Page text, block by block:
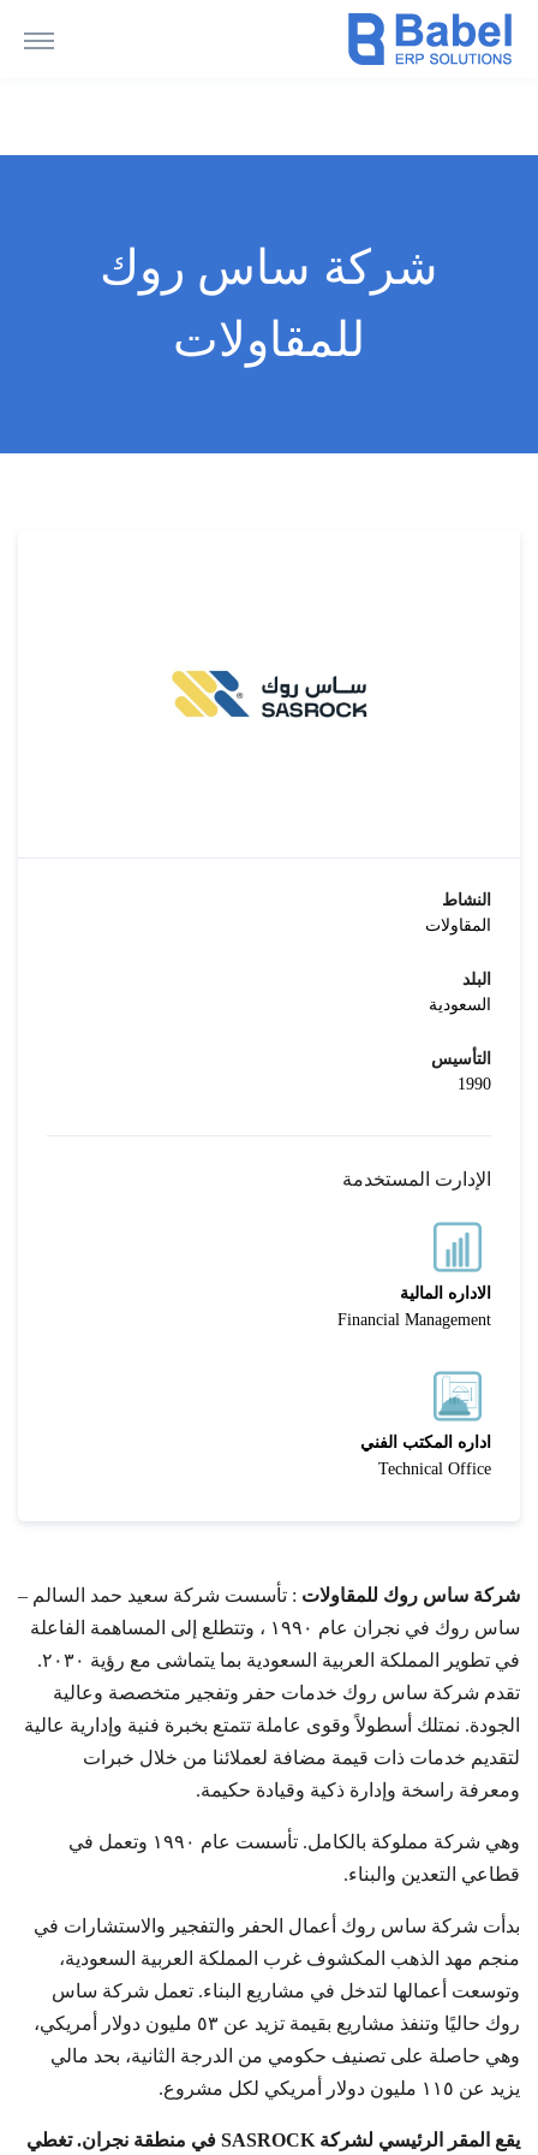
شركة ساس روك
للمقاولات
النشاط
المقاولات
البلد
السعودية
التأسيس
1990
الإدارت المستخدمة
الاداره المالية
Financial Management
اداره المكتب الفني
Technical Office
شركة ساس روك للمقاولات : تأسست شركة سعيد حمد السالم –
ساس روك في نجران عام ١٩٩٠ ، وتتطلع إلى المساهمة الفاعلة
في تطوير المملكة العربية السعودية بما يتماشى مع رؤية ٢٠٣٠.
تقدم شركة ساس روك خدمات حفر وتفجير متخصصة وعالية
الجودة. نمتلك أسطولاً وقوى عاملة تتمتع بخبرة فنية وإدارية عالية
لتقديم خدمات ذات قيمة مضافة لعملائنا من خلال خبرات
ومعرفة راسخة وإدارة ذكية وقيادة حكيمة.
وهي شركة مملوكة بالكامل. تأسست عام ١٩٩٠ وتعمل في
قطاعي التعدين والبناء.
بدأت شركة ساس روك أعمال الحفر والتفجير والاستشارات في
منجم مهد الذهب المكشوف غرب المملكة العربية السعودية،
وتوسعت أعمالها لتدخل في مشاريع البناء. تعمل شركة ساس
روك حاليًا وتنفذ مشاريع بقيمة تزيد عن ٥٣ مليون دولار أمريكي،
وهي حاصلة على تصنيف حكومي من الدرجة الثانية، بحد مالي
يزيد عن ١١٥ مليون دولار أمريكي لكل مشروع.
يقع المقر الرئيسي لشركة SASROCK في منطقة نجران. تغطي